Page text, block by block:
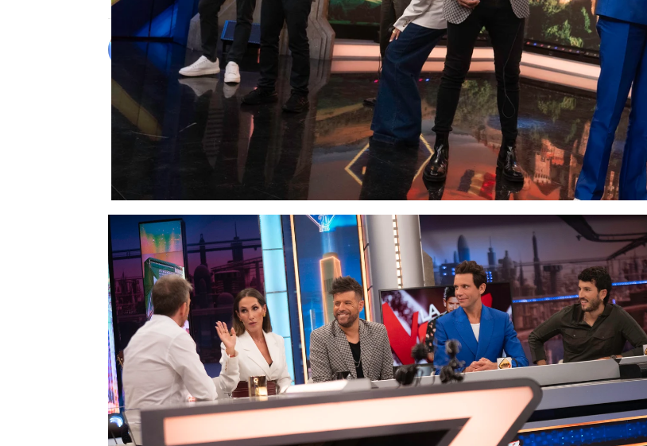
Alberto Mendo
Publicado:10 de septiembre de 2025, 23:05
WhatsappFacebook
X
Los coaches de la nueva temporada deLa Vozhan visitado El
Hormiguero.
Malú ,Mika ,Pablo LópezySebastián Yatra han
charlado con Pablo Motos sobre esta edición que se estrenará
el próximo viernes 19 de septiembre.
¡Y estará plagada de
Tras la entrevista, los coaches de La Voz 2025 han jugado al
divertidísimo teléfono escacharrado rumano. Aprovechando
que el equipo de El Hormiguero cuenta con dos compañeros
rumanos, Cosmin y Rober, han puesto a prueba a los cuatro
artistas y también aPablo Motos,que se ha puesto al
comienzo del hilo. ¡Y ha sido un desastre!
Tratando de mejorar el resultado, el presentador ha cambiado
su posición después. Con los esfuerzos de todos por
demostrar buena memoria, han mejorado y alguna palabra se
ha mantenido desde el inicio con Cosmin hasta el final con
Rober. En cualquier caso, han dejado un momento